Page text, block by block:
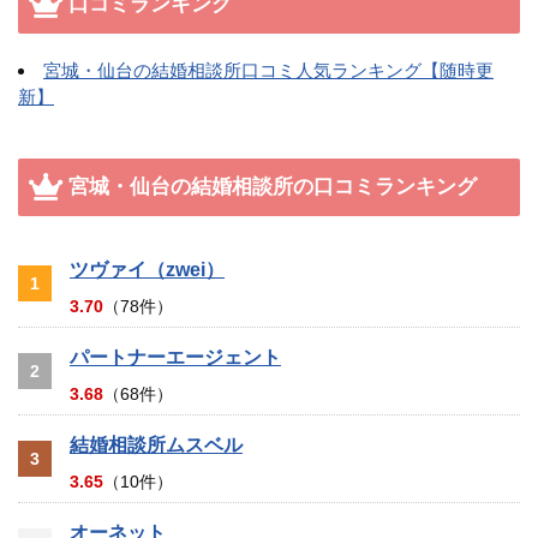
宮城・仙台の結婚相談所口コミ人気ランキング【随時更
新】
宮城・仙台の結婚相談所の口コミランキング
1
ツヴァイ（zwei）
3.70 （78件）
2
パートナーエージェント
3.68 （68件）
3
結婚相談所ムスベル
3.65 （10件）
オーネット